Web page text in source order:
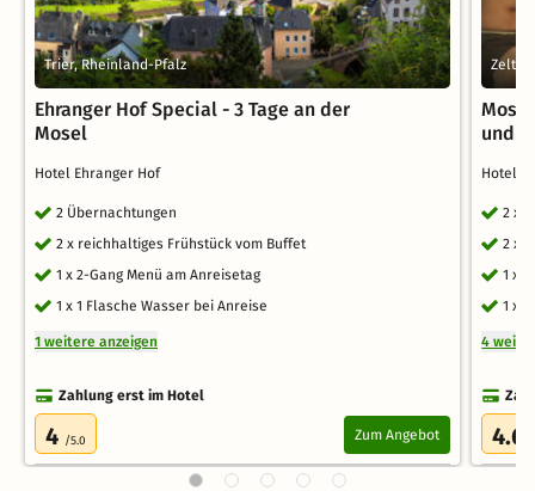
Trier, Rheinland-Pfalz
Ehranger Hof Special - 3 Tage an der
Mosel
Hotel Ehranger Hof
2 Übernachtungen
2 x reichhaltiges Frühstück vom Buffet
1 x 2-Gang Menü am Anreisetag
1 x 1 Flasche Wasser bei Anreise
1 weitere anzeigen
Zahlung erst im Hotel
4 /5.0 Zum Angebot
und
Hotel
2 x
2 x
1 x
1 x
4
4.6